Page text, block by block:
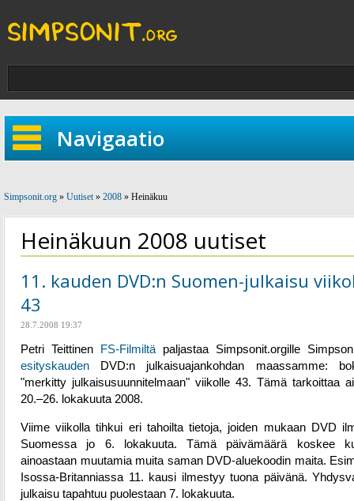
Navigaatio
Simpsonit.org » Uutiset» 2008 » Heinäkuu
Heinäkuun 2008 uutiset
11. kauden DVD:n Suomen-julkaisu
43
28.7.2008 19:37
Petri Teittinen FS-Filmiltä paljastaa Simpsonit.orgille
esityskauden DVD:n julkaisuajankohdan maassamme:
"merkitty julkaisusuunnitelmaan" viikolle 43. Tämä tarkoittaa
20.–26. lokakuuta 2008.
Viime viikolla tihkui eri tahoilta tietoja, joiden mukaan DVD
Suomessa jo 6. lokakuuta. Tämä päivämäärä koskee
ainoastaan muutamia muita saman DVD-aluekoodin maita.
Isossa-Britanniassa 11. kausi ilmestyy tuona päivänä.
julkaisu tapahtuu puolestaan 7. lokakuuta.